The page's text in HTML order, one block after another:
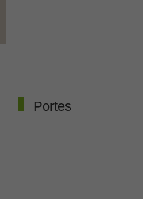
Portes